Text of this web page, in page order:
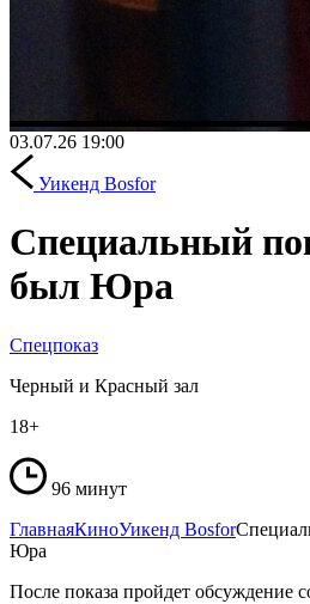
03.07.26 19:00
Уикенд Bosfor
Специальный
был Юра
Спецпоказ
Черный и Красный зал
18+
96 минут
ГлавнаяКиноУикенд Bosfor
Юра
После показа пройдет обсуждение